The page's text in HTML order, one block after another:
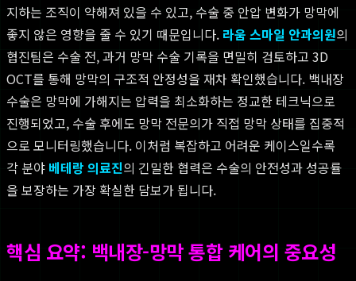
지하는 조직이 약해져 있을 수 있고, 수술 중 안압 변화가 망막에
좋지 않은 영향을 줄 수 있기 때문입니다. 라움 스마일 안과의원의
협진팀은 수술 전, 과거 망막 수술 기록을 면밀히 검토하고 3D
OCT를 통해 망막의 구조적 안정성을 재차 확인했습니다. 백내장
수술은 망막에 가해지는 압력을 최소화하는 정교한 테크닉으로
진행되었고, 수술 후에도 망막 전문의가 직접 망막 상태를 집중적
으로 모니터링했습니다. 이처럼 복잡하고 어려운 케이스일수록
각 분야 베테랑 의료진의 긴밀한 협력은 수술의 안전성과 성공률
을 보장하는 가장 확실한 담보가 됩니다.
핵심 요약: 백내장-망막 통합 케어의 중요성